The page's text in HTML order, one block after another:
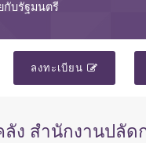
กับรัฐมนตรี
ลงทะเบียน
ง สำนักงานปลัด